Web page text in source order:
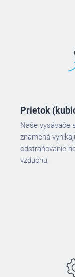
Prietok
Naše vysávače
znamená
odstraňovanie
vzduchu.